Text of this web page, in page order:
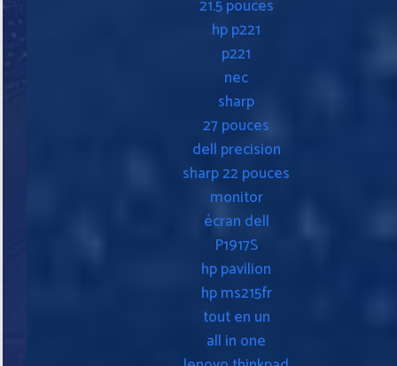
21.5 pouces
hp p221
p221
nec
sharp
27 pouces
dell precision
sharp 22 pouces
monitor
écran dell
P1917S
hp pavilion
hp ms215fr
tout en un
all in one